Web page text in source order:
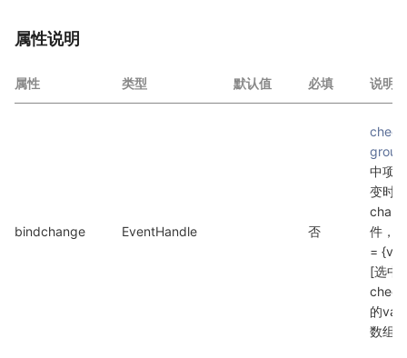
属性说明
属性 类型 默认值 必填 说明
bindchange EventHandle 否
group
中项
变时
件，
=
[选中
的
数组]}